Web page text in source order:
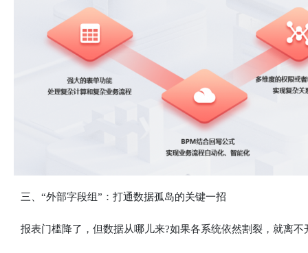
三、“外部字段组”：打通数据孤岛的关键一招
报表门槛降了，但数据从哪儿来?如果各系统依然割裂，就离不